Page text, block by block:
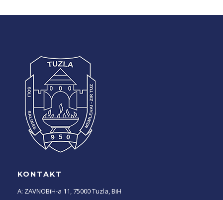
KONTAKT
A: ZAVNOBiH-a 11, 75000 Tuzla, BiH